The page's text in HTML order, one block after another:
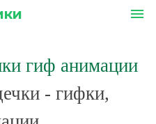
menu
гиф анимации
- гифки,